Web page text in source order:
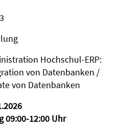
Hochschul-ERP:
von Datenbanken /
von Datenbanken
09:00-12:00 Uhr